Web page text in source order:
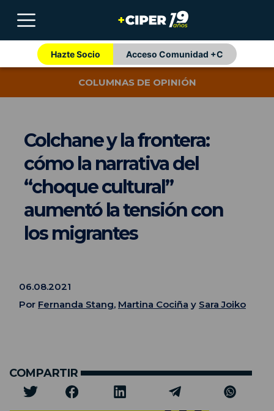
Hazte Socio Acceso Comunidad +C
COLUMNAS DE OPINIÓN
Colchane y la frontera:
cómo la narrativa del
“choque cultural”
aumentó la tensión con
los migrantes
06.08.2021
Por Fernanda Stang, Martina Cociña y Sara Joiko
COMPARTIR